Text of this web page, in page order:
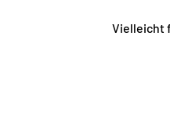
Vielleicht